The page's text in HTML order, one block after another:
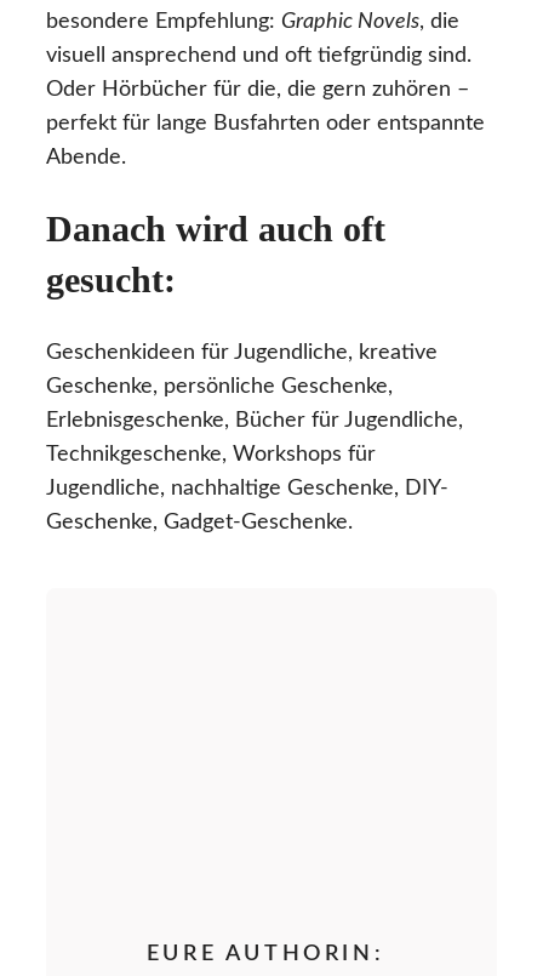
besondere Empfehlung: Graphic Novels, die
visuell ansprechend und oft tiefgründig sind.
Oder Hörbücher für die, die gern zuhören –
perfekt für lange Busfahrten oder entspannte
Abende.
Danach wird auch oft
gesucht:
Geschenkideen für Jugendliche, kreative
Geschenke, persönliche Geschenke,
Erlebnisgeschenke, Bücher für Jugendliche,
Technikgeschenke, Workshops für
Jugendliche, nachhaltige Geschenke, DIY-
Geschenke, Gadget-Geschenke.
EURE AUTHORIN: